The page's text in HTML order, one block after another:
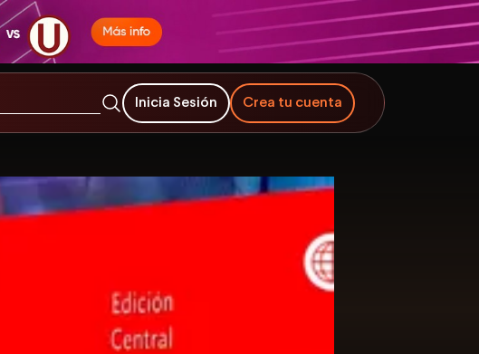
Inicia Sesión Crea tu cuenta